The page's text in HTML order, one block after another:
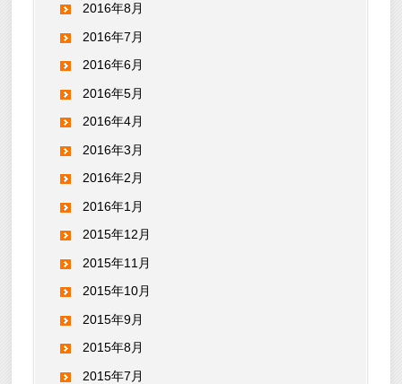
2016年8月
2016年7月
2016年6月
2016年5月
2016年4月
2016年3月
2016年2月
2016年1月
2015年12月
2015年11月
2015年10月
2015年9月
2015年8月
2015年7月